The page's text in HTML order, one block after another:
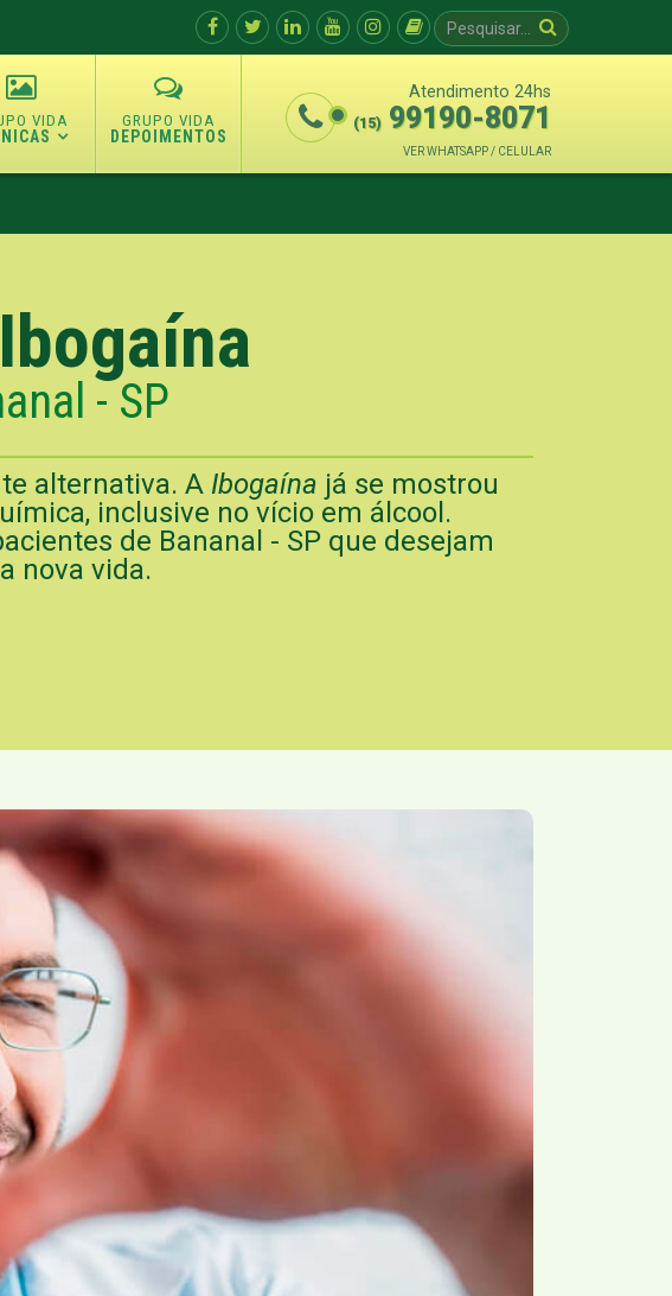
DEPOIMENTOS
Atendimento 24hs
(15) 99190-8071
VER WHATSAPP / CELULAR
- SP
alternativa. A Ibogaína já se mostrou
inclusive no vício em álcool.
de Bananal - SP que desejam
nova vida.